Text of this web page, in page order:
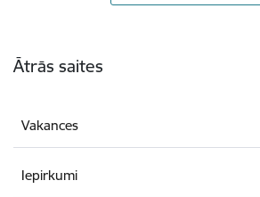
Ātrās saites
Vakances
Iepirkumi